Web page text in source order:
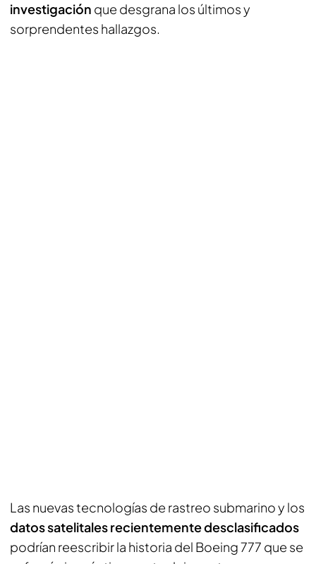
investigación que desgrana los últimos y
sorprendentes hallazgos.
Las nuevas tecnologías de rastreo submarino y los
datos satelitales recientemente desclasificados
podrían reescribir la historia del Boeing 777 que se